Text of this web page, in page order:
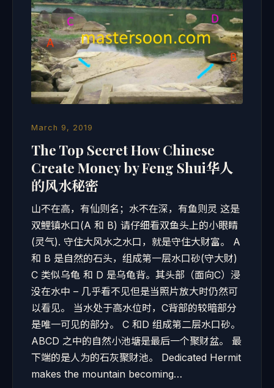
March 9, 2019
The Top Secret How Chinese
Create Money by Feng Shui华人
的风水秘密
山不在高，有仙则名；水不在深，有鱼则灵 这是
双鲤镇水口(A 和 B) 请仔细看双鱼头上的小眼睛
(灵气). 守住大风水之水口，就是守住大财富。 A
和 B 是自然的石头，组成第一层水口砂(守大财)
C 类似乌龟 和 D 是乌龟背。其头部（面向C）浸
没在水中 – 几乎看不见但是当照片放大时仍然可
以看见。 当水处于高水位时，C背部的较暗部分
是唯一可见的部分。 C 和D 组成第二层水口砂。
ABCD 之中的自然小池塘是最后一个聚财盆。 最
下端的是人为的石灰聚财池。 Dedicated Hermit
makes the mountain becoming…